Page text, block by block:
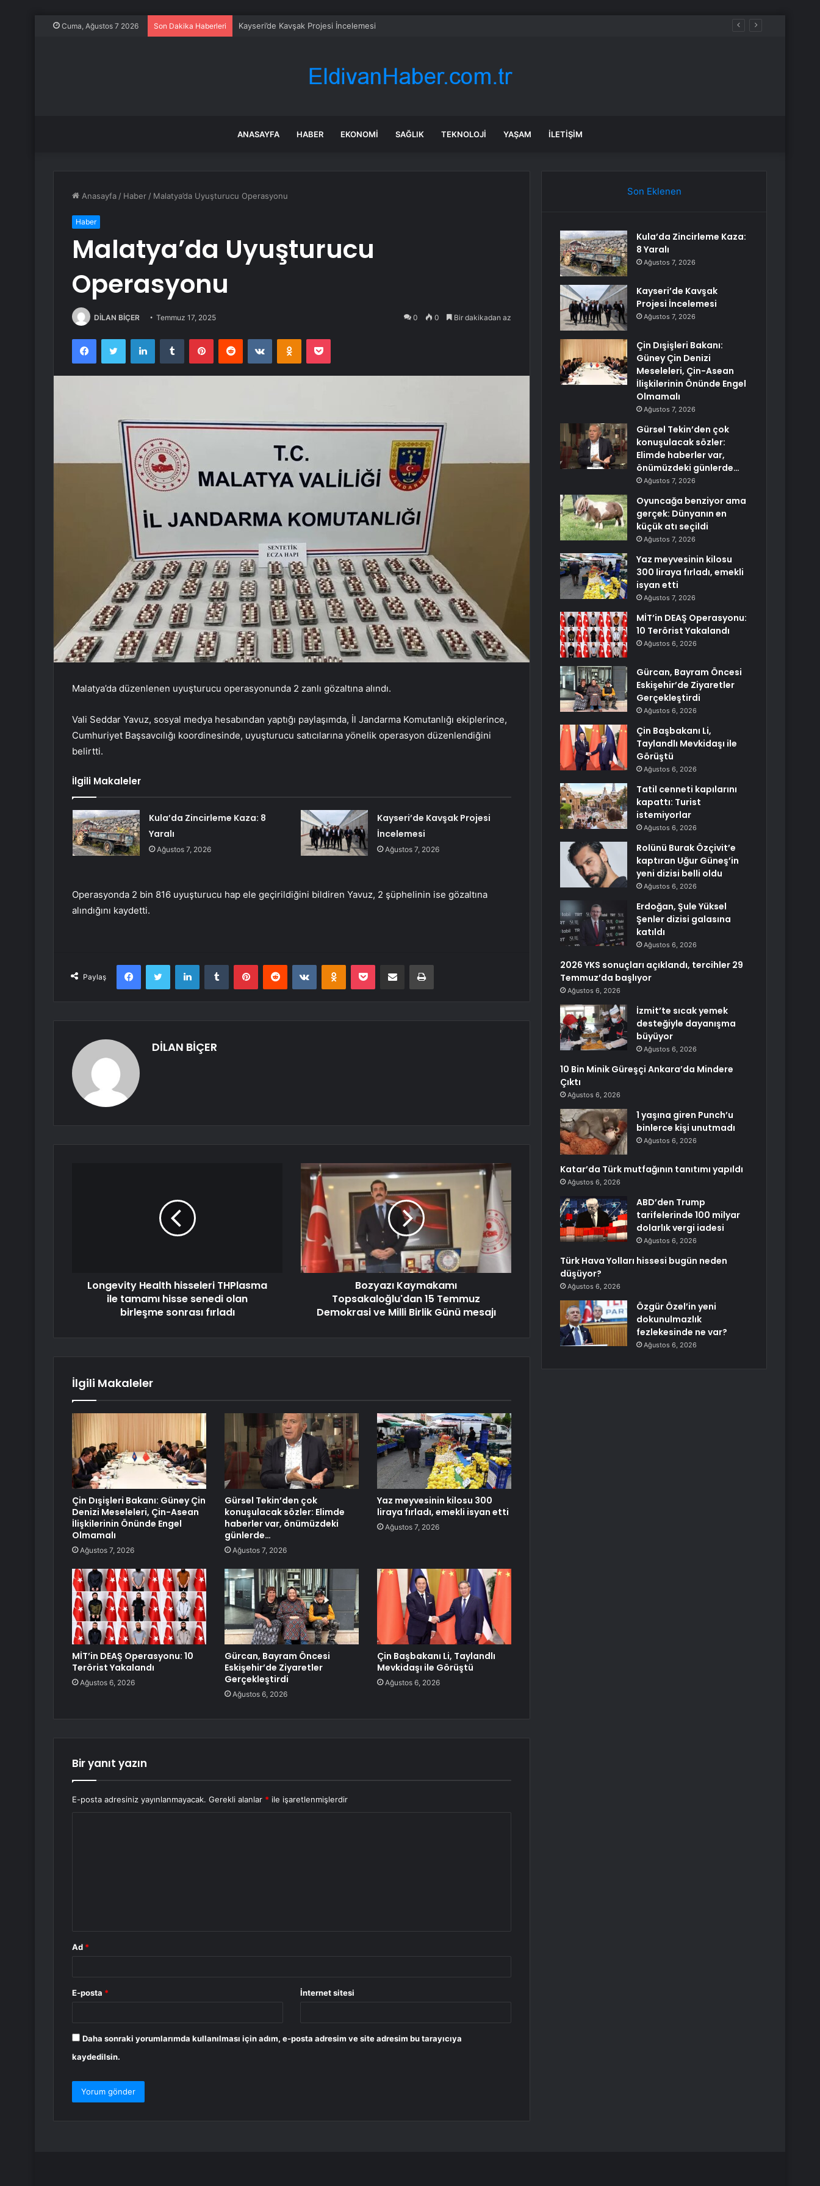
Cuma, Ağustos 7 2026 Son Dakika Haberleri Kayseri’de Kavşak Projesi İncelemesi
ANASAYFA HABER EKONOMI SAĞLIK TEKNOLOJI YAŞAM İLETIŞIM
Anasayfa / Haber / Malatya’da Uyuşturucu Operasyonu
Haber
Malatya’da Uyuşturucu
Operasyonu
DİLAN BİÇER Temmuz 17, 2025 0 0 Bir dakikadan az
FacebookTwitter LinkedInTumblr PinterestReddit VKontakteOdnoklassniki
Pocket
Malatya’da düzenlenen uyuşturucu operasyonunda 2 zanlı gözaltına alındı.
Vali Seddar Yavuz, sosyal medya hesabından yaptığı paylaşımda, İl Jandarma Komutanlığı ekiplerince,
Cumhuriyet Başsavcılığı koordinesinde, uyuşturucu satıcılarına yönelik operasyon düzenlendiğini
belirtti.
İlgili Makaleler
Kula’da Zincirleme Kaza: 8
Yaralı
Ağustos 7, 2026
Kayseri’de Kavşak Projesi
İncelemesi
Ağustos 7, 2026
Operasyonda 2 bin 816 uyuşturucu hap ele geçirildiğini bildiren Yavuz, 2 şüphelinin ise gözaltına
alındığını kaydetti.
Paylaş
FacebookTwitter LinkedInTumblr PinterestReddit VKontakteOdnoklassniki
Pocket E-Posta ile paylaş Yazdır
DİLAN BİÇER
Longevity Health hisseleri THPlasma
ile tamamı hisse senedi olan
birleşme sonrası fırladı
Bozyazı Kaymakamı
Topsakaloğlu'dan 15 Temmuz
Demokrasi ve Milli Birlik Günü mesajı
İlgili Makaleler
Çin Dışişleri Bakanı: Güney Çin
Denizi Meseleleri, Çin-Asean
İlişkilerinin Önünde Engel
Olmamalı
Ağustos 7, 2026
Gürsel Tekin’den çok
konuşulacak sözler: Elimde
haberler var, önümüzdeki
günlerde…
Ağustos 7, 2026
Yaz meyvesinin kilosu 300
liraya fırladı, emekli isyan etti
Ağustos 7, 2026
MİT’in DEAŞ Operasyonu: 10
Terörist Yakalandı
Ağustos 6, 2026
Gürcan, Bayram Öncesi
Eskişehir’de Ziyaretler
Gerçekleştirdi
Ağustos 6, 2026
Çin Başbakanı Li, Taylandlı
Mevkidaşı ile Görüştü
Ağustos 6, 2026
Bir yanıt yazın
E-posta adresiniz yayınlanmayacak. Gerekli alanlar * ile işaretlenmişlerdir
Ad *
E-posta * İnternet sitesi
Daha sonraki yorumlarımda kullanılması için adım, e-posta adresim ve site adresim bu tarayıcıya
kaydedilsin.
Son Eklenen
Kula’da Zincirleme Kaza:
8 Yaralı
Ağustos 7, 2026
Kayseri’de Kavşak
Projesi İncelemesi
Ağustos 7, 2026
Çin Dışişleri Bakanı:
Güney Çin Denizi
Meseleleri, Çin-Asean
İlişkilerinin Önünde Engel
Olmamalı
Ağustos 7, 2026
Gürsel Tekin’den çok
konuşulacak sözler:
Elimde haberler var,
önümüzdeki günlerde…
Ağustos 7, 2026
Oyuncağa benziyor ama
gerçek: Dünyanın en
küçük atı seçildi
Ağustos 7, 2026
Yaz meyvesinin kilosu
300 liraya fırladı, emekli
isyan etti
Ağustos 7, 2026
MİT’in DEAŞ Operasyonu:
10 Terörist Yakalandı
Ağustos 6, 2026
Gürcan, Bayram Öncesi
Eskişehir’de Ziyaretler
Gerçekleştirdi
Ağustos 6, 2026
Çin Başbakanı Li,
Taylandlı Mevkidaşı ile
Görüştü
Ağustos 6, 2026
Tatil cenneti kapılarını
kapattı: Turist
istemiyorlar
Ağustos 6, 2026
Rolünü Burak Özçivit’e
kaptıran Uğur Güneş’in
yeni dizisi belli oldu
Ağustos 6, 2026
Erdoğan, Şule Yüksel
Şenler dizisi galasına
katıldı
Ağustos 6, 2026
2026 YKS sonuçları açıklandı, tercihler 29
Temmuz’da başlıyor
Ağustos 6, 2026
İzmit’te sıcak yemek
desteğiyle dayanışma
büyüyor
Ağustos 6, 2026
10 Bin Minik Güreşçi Ankara’da Mindere
Çıktı
Ağustos 6, 2026
1 yaşına giren Punch’u
binlerce kişi unutmadı
Ağustos 6, 2026
Katar’da Türk mutfağının tanıtımı yapıldı
Ağustos 6, 2026
ABD’den Trump
tarifelerinde 100 milyar
dolarlık vergi iadesi
Ağustos 6, 2026
Türk Hava Yolları hissesi bugün neden
düşüyor?
Ağustos 6, 2026
Özgür Özel’in yeni
dokunulmazlık
fezlekesinde ne var?
Ağustos 6, 2026